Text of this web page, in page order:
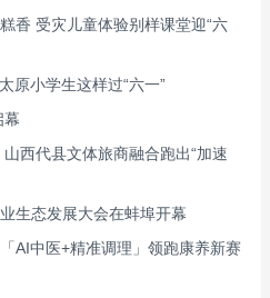
香 受灾儿童体验别样课堂迎“六
原小学生这样过“六一”
幕
西代县文体旅商融合跑出“加速
生态发展大会在蚌埠开幕
AI中医+精准调理」领跑康养新赛